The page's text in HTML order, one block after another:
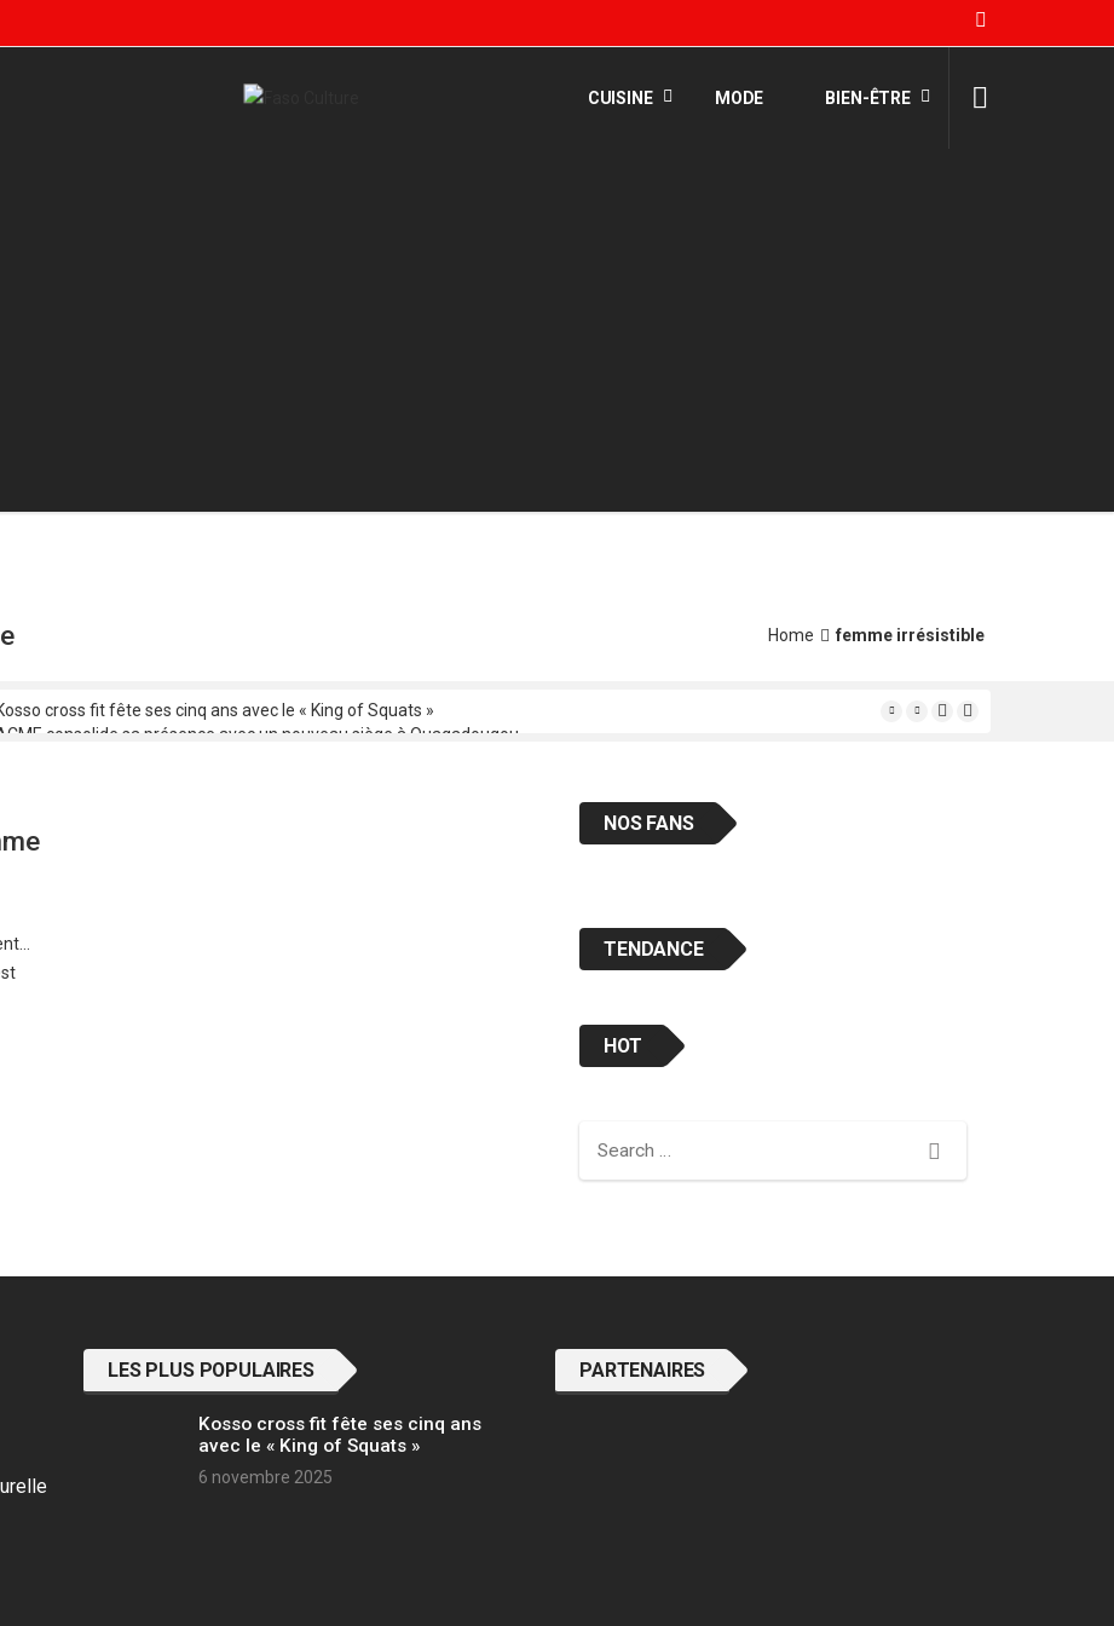
CUISINE MODE BIEN-ÊTRE
Home femme irrésistible
cross fit fête ses cinq ans avec le « King of Squats »
consolide sa présence avec un nouveau siège à Ouagadougou
des œuvres et répartition des droits : les artistes musiciens bobolais « en classe «
NOS FANS
TENDANCE
HOT
Search
LES PLUS POPULAIRES
Kosso cross fit fête ses cinq ans
avec le « King of Squats »
6 novembre 2025
PARTENAIRES